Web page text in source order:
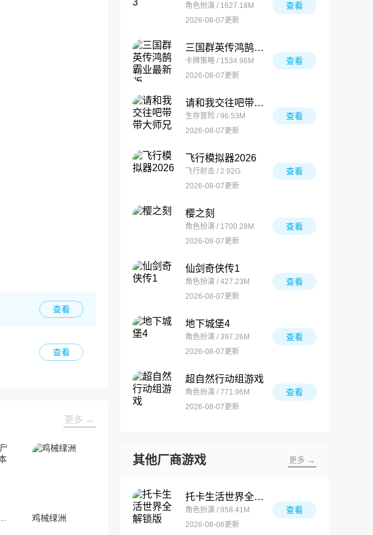
查看
查看
更多 →
鸡械绿洲
角色扮演 / 1627.18M
2026-08-07更新
查看
三国群英传鸿鹄霸业最新版
卡牌策略 / 1534.96M
2026-08-07更新
查看
请和我交往吧带带大师兄
生存冒险 / 96.53M
2026-08-07更新
查看
飞行模拟器2026
飞行射击 / 2.92G
2026-08-07更新
查看
樱之刻
角色扮演 / 1700.28M
2026-08-07更新
查看
仙剑奇侠传1
角色扮演 / 427.23M
2026-08-07更新
查看
地下城堡4
角色扮演 / 397.26M
2026-08-07更新
查看
超自然行动组游戏
角色扮演 / 771.96M
2026-08-07更新
查看
其他厂商游戏 更多 →
托卡生活世界全解锁版
角色扮演 / 958.41M
2026-08-06更新
查看